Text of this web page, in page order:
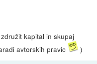
kapital in skupaj
avtorskih pravic
)